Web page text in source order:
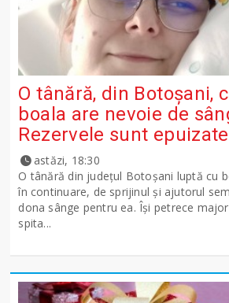
O tânără, din Botoșani,
boala are nevoie de
Rezervele sunt
astăzi, 18:30
O tânără din județul Botoșani luptă cu
în continuare, de sprijinul și ajutorul
dona sânge pentru ea. Își petrece
spita...